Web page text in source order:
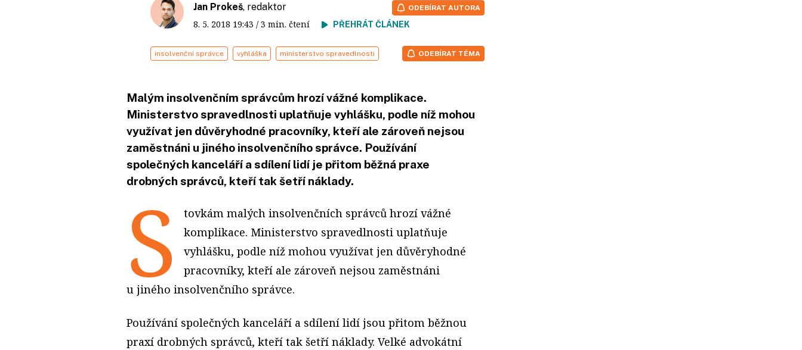
Jan Prokeš, redaktor
8. 5. 2018 19:43 / 3 min. čtení PŘEHRÁT ČLÁNEK
ODEBÍRAT AUTORA
insolvenční správce vyhláška ministerstvo spravedlnosti ODEBÍRAT TÉMA
Malým insolvenčním správcům hrozí vážné komplikace.
Ministerstvo spravedlnosti uplatňuje vyhlášku, podle níž mohou
využívat jen důvěryhodné pracovníky, kteří ale zároveň nejsou
zaměstnáni u jiného insolvenčního správce. Používání
společných kanceláří a sdílení lidí je přitom běžná praxe
drobných správců, kteří tak šetří náklady.
S
tovkám malých insolvenčních správců hrozí vážné
komplikace. Ministerstvo spravedlnosti uplatňuje
vyhlášku, podle níž mohou využívat jen důvěryhodné
pracovníky, kteří ale zároveň nejsou zaměstnáni
u jiného insolvenčního správce.
Používání společných kanceláří a sdílení lidí jsou přitom běžnou
praxí drobných správců, kteří tak šetří náklady. Velké advokátní